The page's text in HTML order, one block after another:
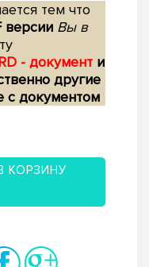
тем что
версии Вы в
- документ и
другие
с документом
КОРЗИНУ